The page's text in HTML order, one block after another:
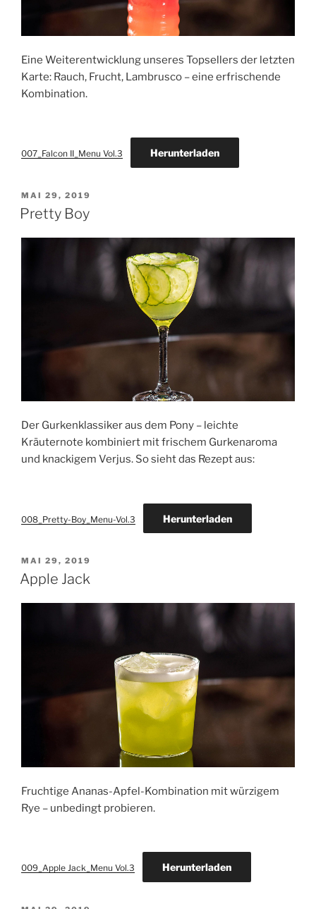
Eine Weiterentwicklung unseres Topsellers der letzten
Karte: Rauch, Frucht, Lambrusco – eine erfrischende
Kombination.
007_Falcon II_Menu Vol.3 Herunterladen
VERÖFFENTLICHT
AM
MAI 29, 2019
Pretty Boy
Der Gurkenklassiker aus dem Pony – leichte
Kräuternote kombiniert mit frischem Gurkenaroma
und knackigem Verjus. So sieht das Rezept aus:
008_Pretty-Boy_Menu-Vol.3 Herunterladen
VERÖFFENTLICHT
AM
MAI 29, 2019
Apple Jack
Fruchtige Ananas-Apfel-Kombination mit würzigem
Rye – unbedingt probieren.
009_Apple Jack_Menu Vol.3 Herunterladen